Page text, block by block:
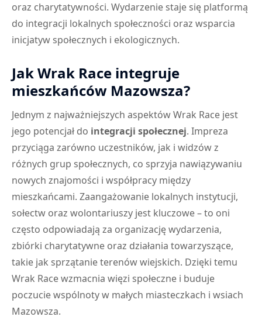
oraz charytatywności. Wydarzenie staje się platformą
do integracji lokalnych społeczności oraz wsparcia
inicjatyw społecznych i ekologicznych.
Jak Wrak Race integruje
mieszkańców Mazowsza?
Jednym z najważniejszych aspektów Wrak Race jest
jego potencjał do integracji społecznej. Impreza
przyciąga zarówno uczestników, jak i widzów z
różnych grup społecznych, co sprzyja nawiązywaniu
nowych znajomości i współpracy między
mieszkańcami. Zaangażowanie lokalnych instytucji,
sołectw oraz wolontariuszy jest kluczowe – to oni
często odpowiadają za organizację wydarzenia,
zbiórki charytatywne oraz działania towarzyszące,
takie jak sprzątanie terenów wiejskich. Dzięki temu
Wrak Race wzmacnia więzi społeczne i buduje
poczucie wspólnoty w małych miasteczkach i wsiach
Mazowsza.